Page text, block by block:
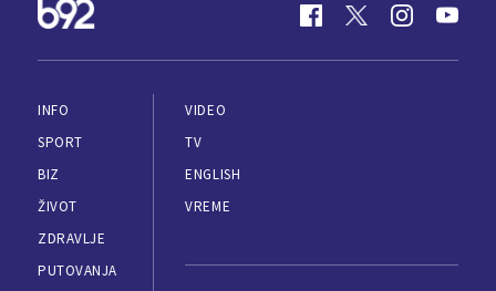
INFO
SPORT
BIZ
ŽIVOT
ZDRAVLJE
PUTOVANJA
VIDEO
TV
ENGLISH
VREME